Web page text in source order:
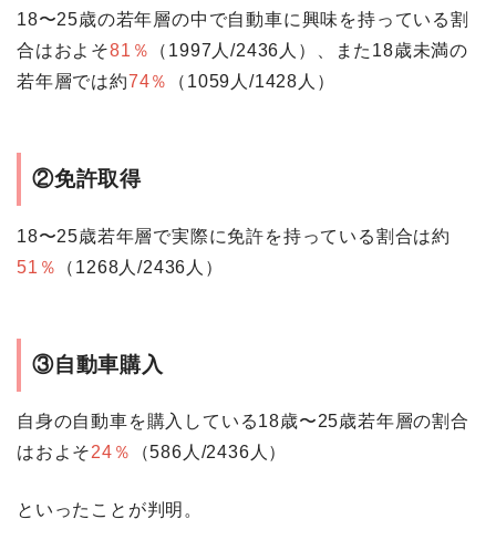
18〜25歳の若年層の中で自動車に興味を持っている割
合はおよそ81％
（1997人/2436人）、また18歳未満の
若年層では約74％ （1059人/1428人）
②免許取得
18〜25歳若年層で実際に免許を持っている割合は約
51％
（1268人/2436人）
③自動車購入
自身の自動車を購入している18歳〜25歳若年層の割合
はおよそ24％ （586人/2436人）
といったことが判明。